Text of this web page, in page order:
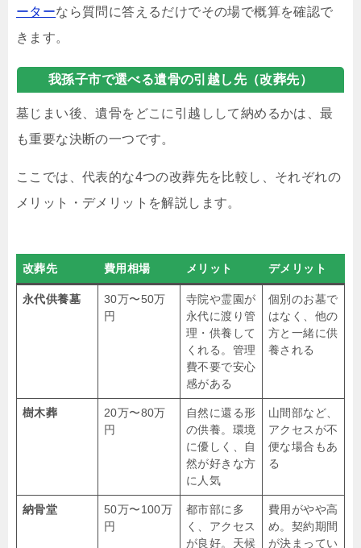
ーターなら質問に答えるだけでその場で概算を確認で
きます。
我孫子市で選べる遺骨の引越し先（改葬先）
墓じまい後、遺骨をどこに引越しして納めるかは、最
も重要な決断の一つです。
ここでは、代表的な4つの改葬先を比較し、それぞれの
メリット・デメリットを解説します。
改葬先 費用相場 メリット デメリット
永代供養墓
30万〜50万
円
寺院や霊園が
永代に渡り管
理・供養して
くれる。管理
費不要で安心
感がある
個別のお墓で
はなく、他の
方と一緒に供
養される
樹木葬
20万〜80万
円
自然に還る形
の供養。環境
に優しく、自
然が好きな方
に人気
山間部など、
アクセスが不
便な場合もあ
る
納骨堂
50万〜100万
円
都市部に多
く、アクセス
が良好。天候
費用がやや高
め。契約期間
が決まってい